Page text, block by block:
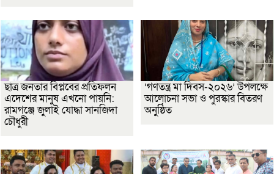
ছাত্র জনতার বিপ্লবের প্রতিফলন
এদেশের মানুষ এখনো পায়নি:
রামগঞ্জে জুলাই যোদ্ধা সানজিদা
চৌধুরী
‘গণতন্ত্র মা দিবস-২০২৬’ উপলক্ষে
আলোচনা সভা ও পুরস্কার বিতরণ
অনুষ্ঠিত